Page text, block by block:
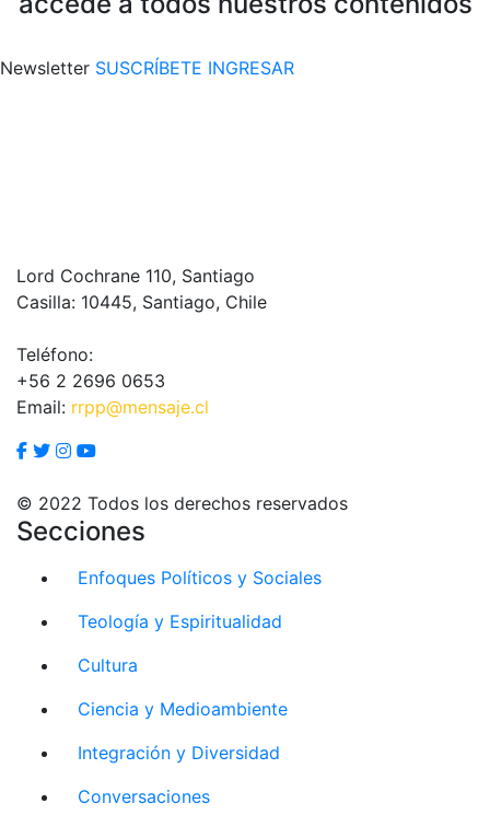
Newsletter SUSCRÍBETE INGRESAR
Lord Cochrane 110, Santiago
Casilla: 10445, Santiago, Chile
Teléfono:
+56 2 2696 0653
Email: rrpp@mensaje.cl
© 2022 Todos los derechos reservados
Secciones
Enfoques Políticos y Sociales
Teología y Espiritualidad
Cultura
Ciencia y Medioambiente
Integración y Diversidad
Conversaciones